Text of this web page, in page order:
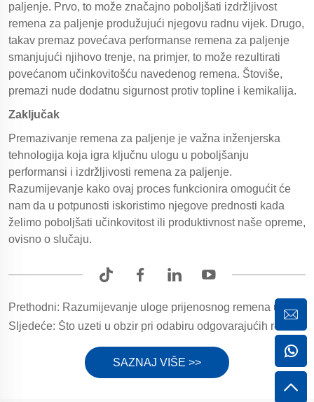
paljenje. Prvo, to može značajno poboljšati izdržljivost
remena za paljenje produžujući njegovu radnu vijek. Drugo,
takav premaz povećava performanse remena za paljenje
smanjujući njihovo trenje, na primjer, to može rezultirati
povećanom učinkovitošću navedenog remena. Štoviše,
premazi nude dodatnu sigurnost protiv topline i kemikalija.
Zaključak
Premazivanje remena za paljenje je važna inženjerska
tehnologija koja igra ključnu ulogu u poboljšanju
performansi i izdržljivosti remena za paljenje.
Razumijevanje kako ovaj proces funkcionira omogućit će
nam da u potpunosti iskoristimo njegove prednosti kada
želimo poboljšati učinkovitost ili produktivnost naše opreme,
ovisno o slučaju.
Prethodni: Razumijevanje uloge prijenosnog remena u strojevima
Sljedeće: Što uzeti u obzir pri odabiru odgovarajućih remena za preklapanje za vašu mašinu
SAZNAJ VIŠE >>